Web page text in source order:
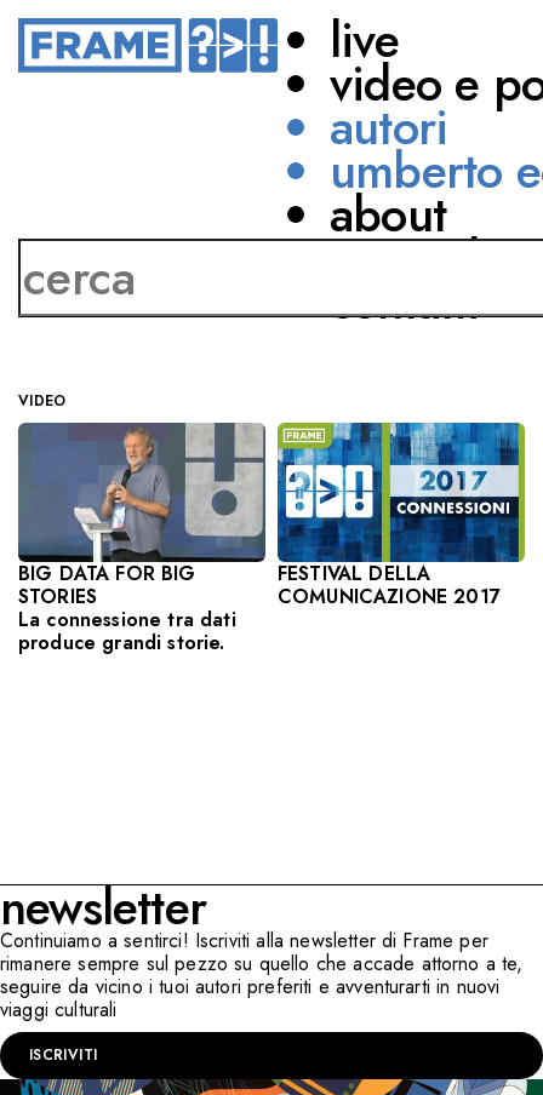
live
video e
autori
umberto
about
network
contatti
Marco Alfieri
VIDEO
BIG DATA FOR BIG
STORIES
La connessione tra dati
produce grandi storie.
FESTIVAL DELLA
COMUNICAZIONE 2017
newsletter
Continuiamo a sentirci! Iscriviti alla newsletter di Frame per
rimanere sempre sul pezzo su quello che accade attorno a te,
seguire da vicino i tuoi autori preferiti e avventurarti in nuovi
viaggi culturali
ISCRIVITI